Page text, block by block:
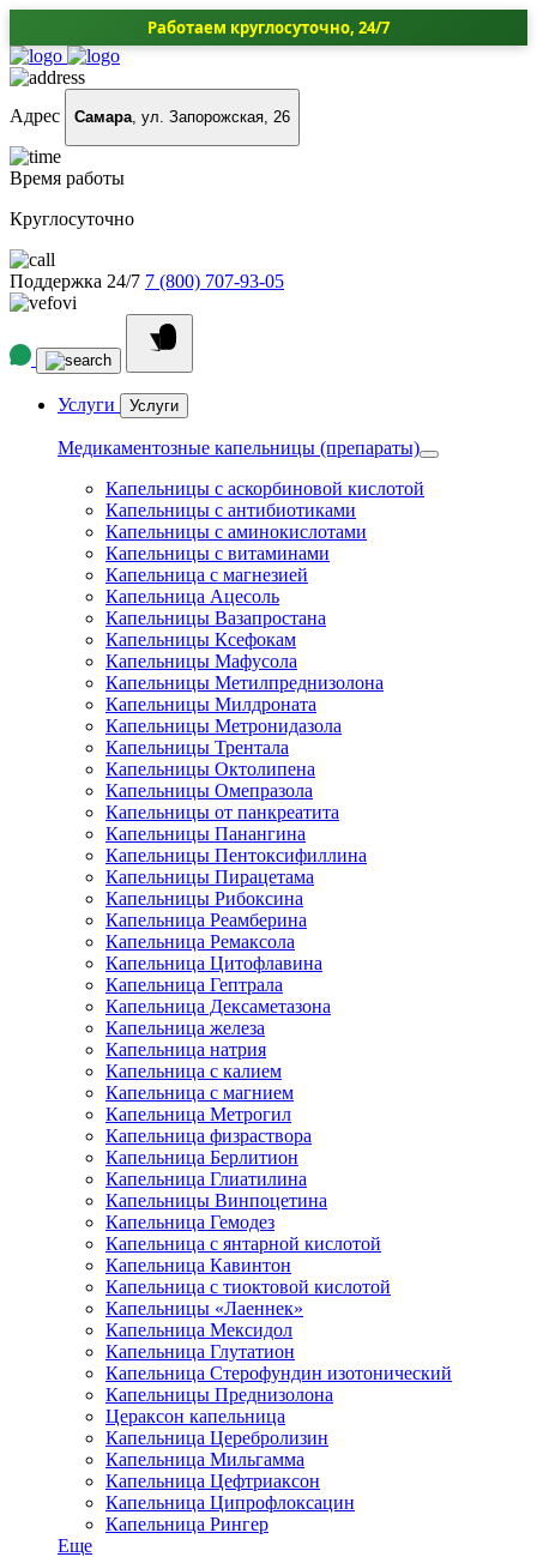
Работаем круглосуточно, 24/7
Адрес Самара, ул. Запорожская, 26
Время работы
Круглосуточно
Поддержка 24/7 7 (800) 707-93-05
Услуги Услуги
Медикаментозные капельницы (препараты)
Капельницы с аскорбиновой кислотой
Капельницы с антибиотиками
Капельницы с аминокислотами
Капельницы с витаминами
Капельница с магнезией
Капельница Ацесоль
Капельницы Вазапростана
Капельницы Ксефокам
Капельницы Мафусола
Капельницы Метилпреднизолона
Капельницы Милдроната
Капельницы Метронидазола
Капельницы Трентала
Капельницы Октолипена
Капельницы Омепразола
Капельницы от панкреатита
Капельницы Панангина
Капельницы Пентоксифиллина
Капельницы Пирацетама
Капельницы Рибоксина
Капельница Реамберина
Капельница Ремаксола
Капельница Цитофлавина
Капельница Гептрала
Капельница Дексаметазона
Капельница железа
Капельница натрия
Капельница с калием
Капельница с магнием
Капельница Метрогил
Капельница физраствора
Капельница Берлитион
Капельница Глиатилина
Капельницы Винпоцетина
Капельница Гемодез
Капельница с янтарной кислотой
Капельница Кавинтон
Капельница с тиоктовой кислотой
Капельницы «Лаеннек»
Капельница Мексидол
Капельница Глутатион
Капельница Стерофундин изотонический
Капельницы Преднизолона
Цераксон капельница
Капельница Церебролизин
Капельница Мильгамма
Капельница Цефтриаксон
Капельница Ципрофлоксацин
Капельница Рингер
Еще